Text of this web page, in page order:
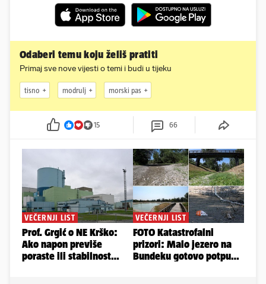
Odaberi temu koju želiš pratiti
Primaj sve nove vijesti o temi i budi u tijeku
tisno modrulj morski pas
15 66